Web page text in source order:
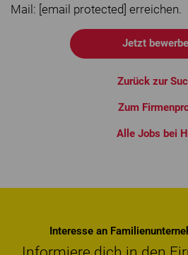
Mail: [email protected] erreichen.
Jetzt
Zurück zur
Zum
Alle Jobs bei
Interesse an